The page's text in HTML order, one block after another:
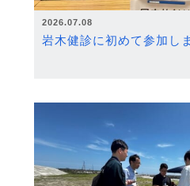
2026.07.08
岩木健診に初めて参加し